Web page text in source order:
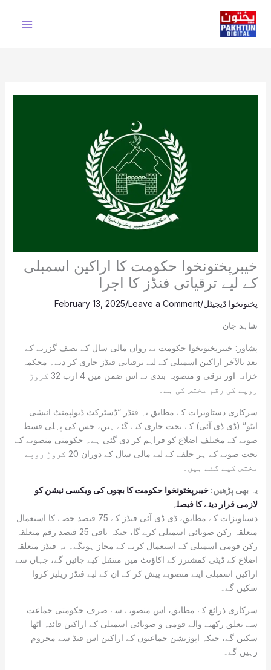
content
خیبرپختونخوا حکومت کا اراکین اسمبلی
کے لیے ترقیاتی فنڈز کا اجرا
پختونخوا ڈیجیٹل/
Leave a Comment
/
February 13, 2025
شاہد جان
پشاور: خیبرپختونخوا حکومت نے رواں مالی سال کے نصف گزرنے کے
بعد بالآخر اراکین اسمبلی کے لیے ترقیاتی فنڈز جاری کر دیے۔ محکمہ
خزانہ اور ترقی و منصوبہ بندی نے اس ضمن میں 4 ارب 32 کروڑ
روپے کی رقم مختص کی ہے۔
سرکاری دستاویزات کے مطابق یہ فنڈز “ڈسٹرکٹ ڈیولپمنٹ انیشی
ایٹو” (ڈی ڈی آئی) کے تحت جاری کیے گئے ہیں، جس کی پہلی قسط
صوبے کے مختلف اضلاع کو فراہم کر دی گئی ہے۔ حکومتی منصوبے کے
تحت صوبے کے ہر حلقے کے لیے مالی سال کے دوران 20 کروڑ روپے
مختص کیے گئے ہیں۔
یہ بھی پڑھیں: خیبرپختونخوا حکومت کا بچوں کی ویکسی نیشن کو
لازمی قرار دینے کا فیصلہ
دستاویزات کے مطابق، ڈی ڈی آئی فنڈز کے 75 فیصد حصے کا استعمال
متعلقہ رکن صوبائی اسمبلی کرے گا، جبکہ باقی 25 فیصد رقم متعلقہ
رکن قومی اسمبلی کے استعمال کرنے کے مجاز ہونگے۔ یہ فنڈز متعلقہ
اضلاع کے ڈپٹی کمشنرز کے اکاؤنٹ میں منتقل کیے جائیں گے، جہاں سے
اراکین اسمبلی اپنے منصوبے پیش کر کے ان کے لیے فنڈز ریلیز کروا
سکیں گے۔
سرکاری ذرائع کے مطابق، اس منصوبے سے صرف حکومتی جماعت
سے تعلق رکھنے والے قومی و صوبائی اسمبلی کے اراکین فائدہ اٹھا
سکیں گے، جبکہ اپوزیشن جماعتوں کے اراکین اس فنڈ سے محروم
رہیں گے۔